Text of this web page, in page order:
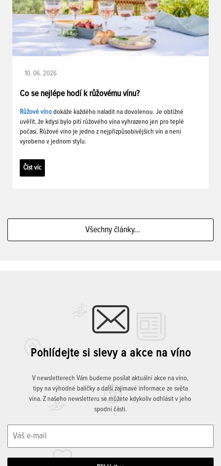
10. 06. 2026
Co se nejlépe hodí k růžovému vínu?
Růžové víno dokáže každého naladit na dovolenou. Je obtížné
uvěřit, že kdysi bylo pití růžového vína vyhrazeno jen pro teplé
počasí. Růžové víno je jedno z nejpřizpůsobivějších vín a není
vyrobeno v jednom stylu.
Číst víc
Všechny články...
Pohlídejte si slevy a akce na víno
V newsletterech Vám budeme posílat aktuální akce na víno,
tipy na výhodné balíčky a další zajímavé informace ze světa
vína. Z našeho newsletteru se můžete kdykoliv odhlásit v jeho
spodní části.